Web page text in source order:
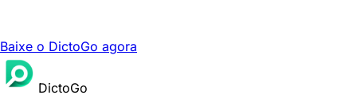
Baixe o DictoGo agora
DictoGo